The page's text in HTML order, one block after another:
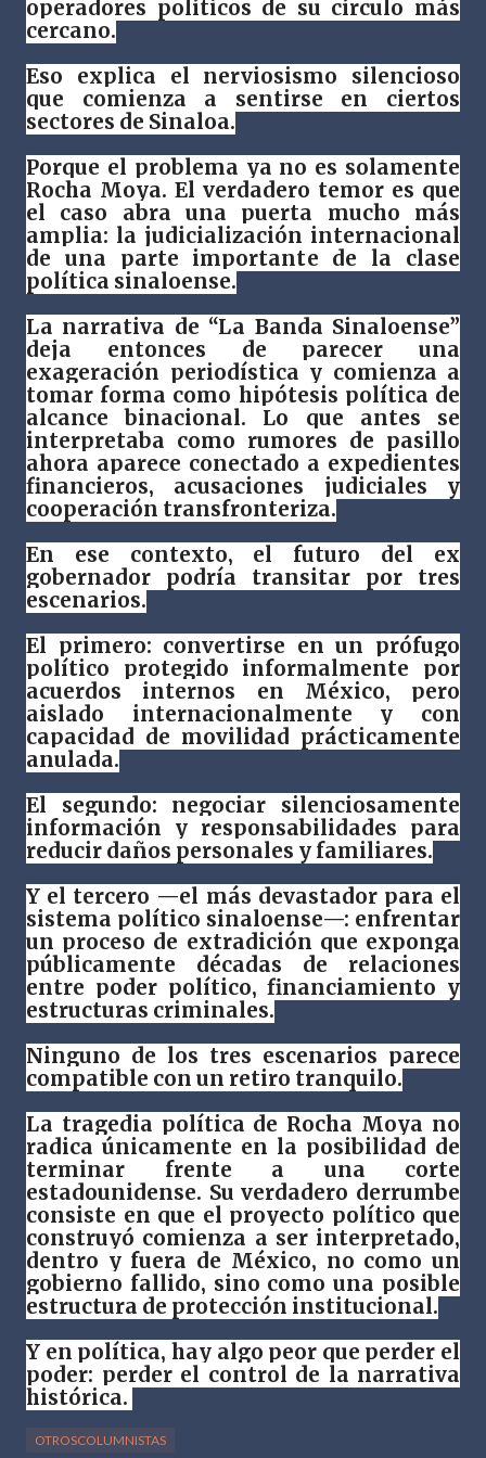
operadores políticos de su círculo más
cercano.
Eso explica el nerviosismo silencioso
que comienza a sentirse en ciertos
sectores de Sinaloa.
Porque el problema ya no es solamente
Rocha Moya. El verdadero temor es que
el caso abra una puerta mucho más
amplia: la judicialización internacional
de una parte importante de la clase
política sinaloense.
La narrativa de “La Banda Sinaloense”
deja entonces de parecer una
exageración periodística y comienza a
tomar forma como hipótesis política de
alcance binacional. Lo que antes se
interpretaba como rumores de pasillo
ahora aparece conectado a expedientes
financieros, acusaciones judiciales y
cooperación transfronteriza.
En ese contexto, el futuro del ex
gobernador podría transitar por tres
escenarios.
El primero: convertirse en un prófugo
político protegido informalmente por
acuerdos internos en México, pero
aislado internacionalmente y con
capacidad de movilidad prácticamente
anulada.
El segundo: negociar silenciosamente
información y responsabilidades para
reducir daños personales y familiares.
Y el tercero —el más devastador para el
sistema político sinaloense—: enfrentar
un proceso de extradición que exponga
públicamente décadas de relaciones
entre poder político, financiamiento y
estructuras criminales.
Ninguno de los tres escenarios parece
compatible con un retiro tranquilo.
La tragedia política de Rocha Moya no
radica únicamente en la posibilidad de
terminar frente a una corte
estadounidense. Su verdadero derrumbe
consiste en que el proyecto político que
construyó comienza a ser interpretado,
dentro y fuera de México, no como un
gobierno fallido, sino como una posible
estructura de protección institucional.
Y en política, hay algo peor que perder el
poder: perder el control de la narrativa
histórica.
OTROSCOLUMNISTAS